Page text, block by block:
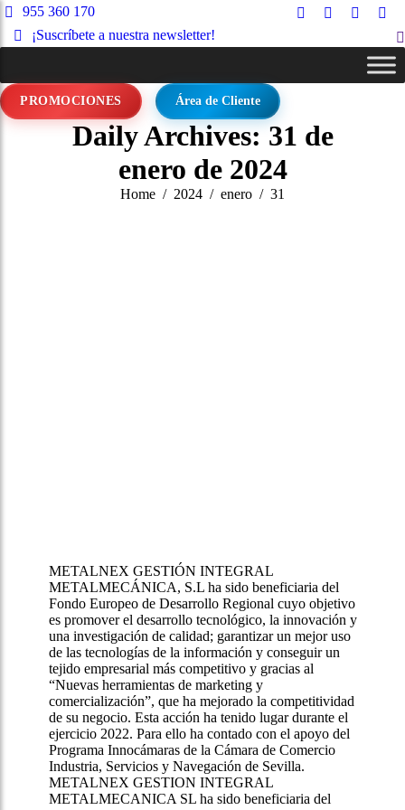
955 360 170
¡Suscríbete a nuestra newsletter!
Facebook
in
window
Instagram
in
X
opens
in
in
PROMOCIONES Área de Cliente
Daily Archives:31 de
enero de 2024
You are here:
Home 2024 enero 31
METALNEX GESTIÓN INTEGRAL
METALMECÁNICA, S.L ha sido beneficiaria del
Fondo Europeo de Desarrollo Regional cuyo objetivo
es promover el desarrollo tecnológico, la innovación y
una investigación de calidad; garantizar un mejor uso
de las tecnologías de la información y conseguir un
tejido empresarial más competitivo y gracias al
“Nuevas herramientas de marketing y
comercialización”, que ha mejorado la competitividad
de su negocio. Esta acción ha tenido lugar durante el
ejercicio 2022. Para ello ha contado con el apoyo del
Programa Innocámaras de la Cámara de Comercio
Industria, Servicios y Navegación de Sevilla.
METALNEX GESTION INTEGRAL
METALMECANICA SL ha sido beneficiaria del